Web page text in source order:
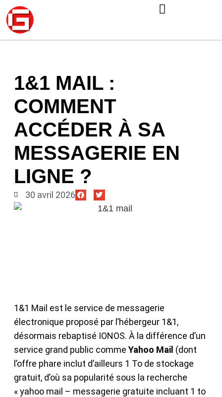
1&1 MAIL :
COMMENT
ACCÉDER À SA
MESSAGERIE EN
LIGNE ?
30 avril 2026
1&1 Mail est le service de messagerie
électronique proposé par l’hébergeur 1&1,
désormais rebaptisé IONOS. À la différence d’un
service grand public comme Yahoo Mail (dont
l’offre phare inclut d’ailleurs 1 To de stockage
gratuit, d’où sa popularité sous la recherche
« yahoo mail – messagerie gratuite incluant 1 to